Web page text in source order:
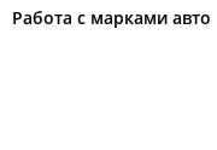
Работа с марками авто